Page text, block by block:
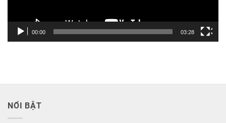
00:00 03:28
NỔI BẬT